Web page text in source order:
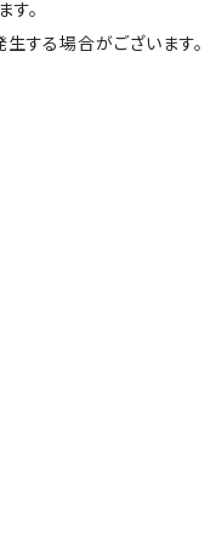
。
する場合がございます。